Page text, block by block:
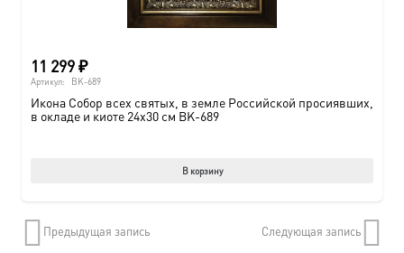
11 299₽
Артикул: BK-689
Икона Собор всех святых, в земле Российской просиявших,
в окладе и киоте 24х30 см BK-689
В корзину
Предыдущая запись Следующая запись